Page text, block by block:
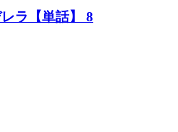
ラ【単話】 8